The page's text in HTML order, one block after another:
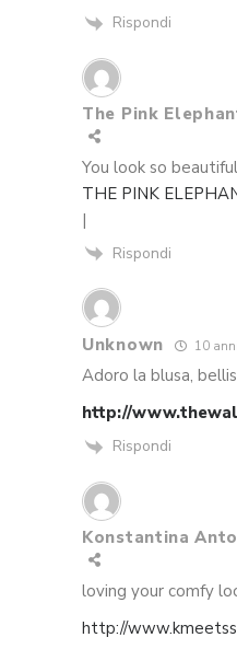
Rispondi
The Pink
You look so
THE PINK
|
Rispondi
Unknown 10
Adoro la blusa,
http://
Rispondi
Konstantina
loving your comfy
http://